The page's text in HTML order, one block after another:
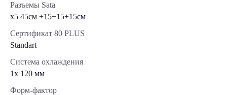
Разъемы Sata
x5 45cм +15+15+15см
Сертификат 80 PLUS
Standart
Система охлаждения
1x 120 мм
Форм-фактор